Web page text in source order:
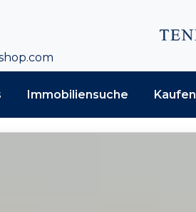
Immobiliensuche Kaufen